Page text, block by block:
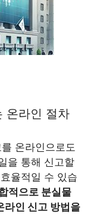
온라인 절차
온라인으로도
을 통해 신고할
율적일 수 있습
적으로 분실물
라인 신고 방법을